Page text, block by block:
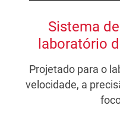
Sistema
laboratório
Projetado para o
velocidade, a